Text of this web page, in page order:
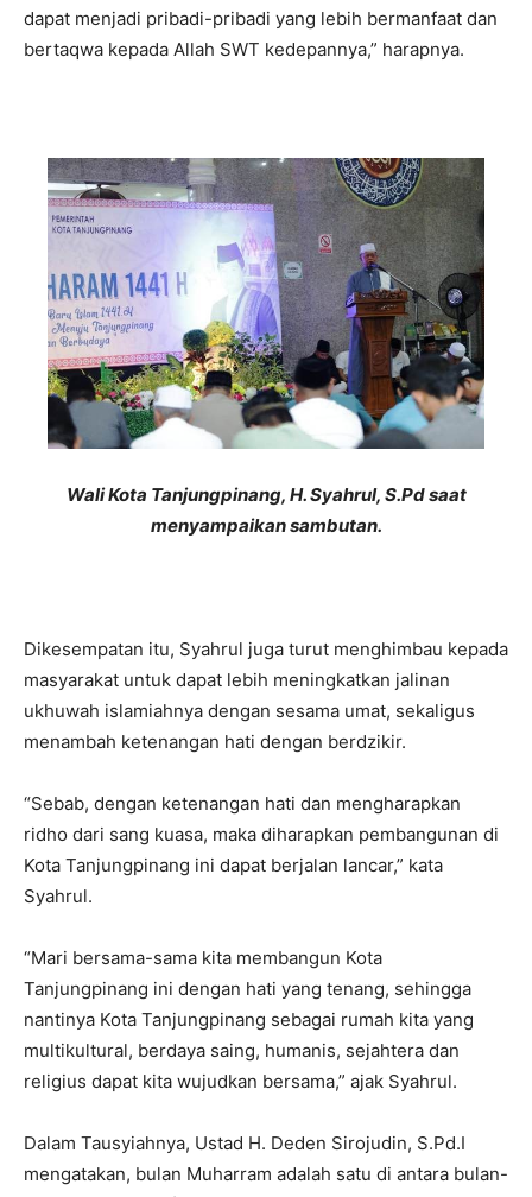
dapat menjadi pribadi-pribadi yang lebih bermanfaat dan
bertaqwa kepada Allah SWT kedepannya,” harapnya.
Wali Kota Tanjungpinang, H. Syahrul, S.Pd saat
menyampaikan sambutan.
Dikesempatan itu, Syahrul juga turut menghimbau kepada
masyarakat untuk dapat lebih meningkatkan jalinan
ukhuwah islamiahnya dengan sesama umat, sekaligus
menambah ketenangan hati dengan berdzikir.
“Sebab, dengan ketenangan hati dan mengharapkan
ridho dari sang kuasa, maka diharapkan pembangunan di
Kota Tanjungpinang ini dapat berjalan lancar,” kata
Syahrul.
“Mari bersama-sama kita membangun Kota
Tanjungpinang ini dengan hati yang tenang, sehingga
nantinya Kota Tanjungpinang sebagai rumah kita yang
multikultural, berdaya saing, humanis, sejahtera dan
religius dapat kita wujudkan bersama,” ajak Syahrul.
Dalam Tausyiahnya, Ustad H. Deden Sirojudin, S.Pd.I
mengatakan, bulan Muharram adalah satu di antara bulan-